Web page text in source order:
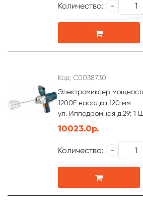
Количество:
Код: С0038730
Электромиксер
1200E насадка 120 мм
ул. Ипподромная д.29: 1
10023.0р.
Количество: